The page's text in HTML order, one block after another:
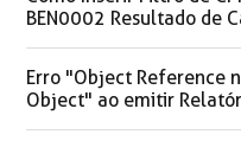
BEN0002 Resultado de
Erro "Object Reference
Object" ao emitir